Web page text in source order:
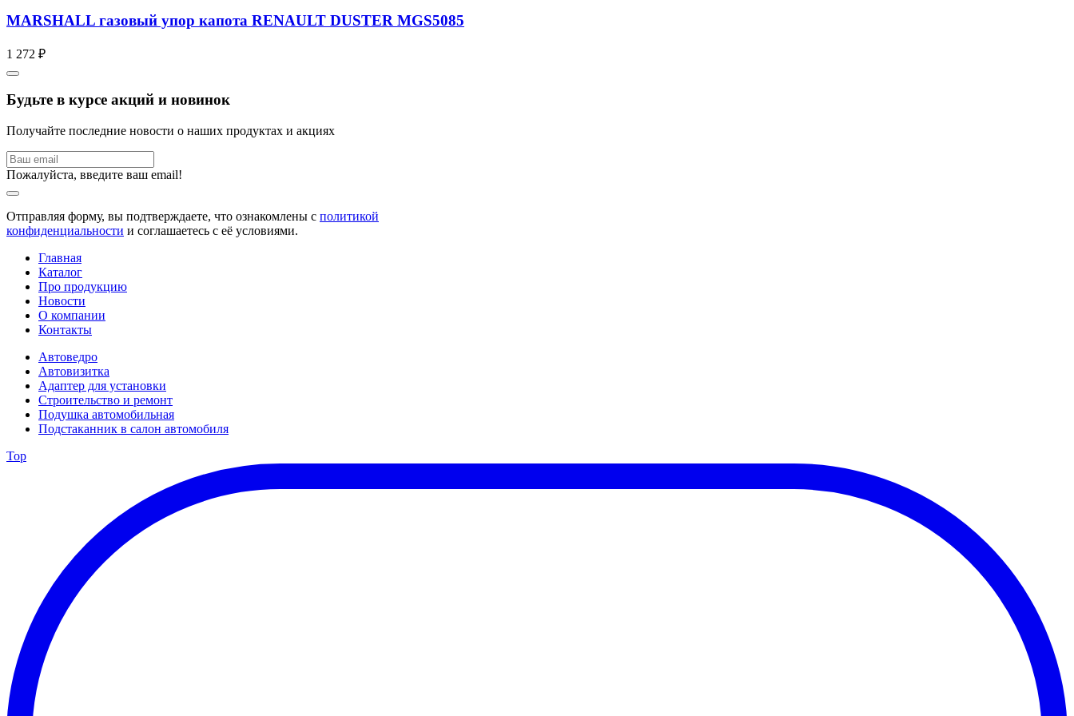
MARSHALL газовый упор капота RENAULT DUSTER MGS5085
1 272 ₽
Будьте в курсе акций и новинок
Получайте последние новости о наших продуктах и акциях
Пожалуйста, введите ваш email!
Отправляя форму, вы подтверждаете, что ознакомлены с политикой
конфиденциальности и соглашаетесь с её условиями.
Главная
Каталог
Про продукцию
Новости
О компании
Контакты
Автоведро
Автовизитка
Адаптер для установки
Строительство и ремонт
Подушка автомобильная
Подстаканник в салон автомобиля
Top